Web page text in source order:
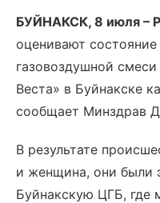
БУЙНАКСК, 8 июля –
оценивают
газовоздушной
Веста» в Буйнакске
сообщает Минздрав
В результате
и женщина, они были
Буйнакскую ЦГБ, где